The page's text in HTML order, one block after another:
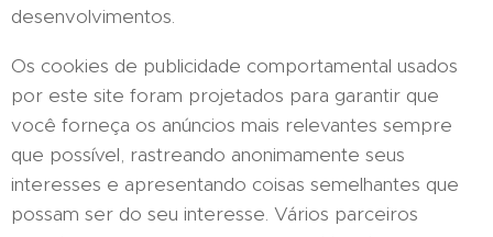
desenvolvimentos.
Os cookies de publicidade comportamental usados ​​
por este site foram projetados para garantir que
você forneça os anúncios mais relevantes sempre
que possível, rastreando anonimamente seus
interesses e apresentando coisas semelhantes que
possam ser do seu interesse. Vários parceiros